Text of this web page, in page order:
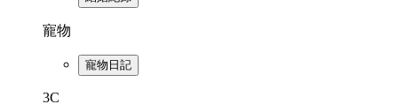
寵物
寵物日記
3C